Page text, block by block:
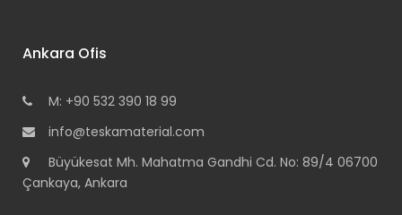
Ankara Ofis
M: +90 532 390 18 99
info@teskamaterial.com
Büyükesat Mh. Mahatma Gandhi Cd. No: 89/4 06700
Çankaya, Ankara